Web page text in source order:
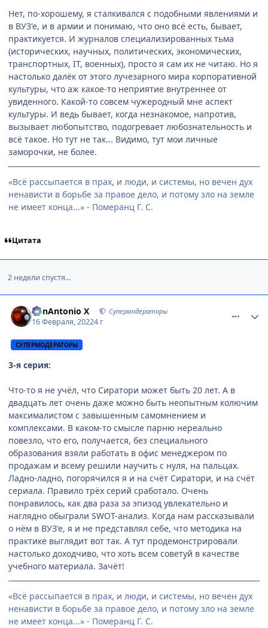
Нет, по-хорошему, я сталкивался с подобными явлениями и
в ВУЗ'е, и в армии и понимаю, что оно всё есть, бывает,
практикуется. И журналов специализированных тьма
(исторических, научных, политических, экономических,
транспортных, IT, военных), просто я сам их не читаю. Но я
настолько далёк от этого лучезарного мира корпоративной
культуры, что аж какое-то неприятие внутреннее от
увиденного. Какой-то совсем чужеродный мне аспект
культуры. И ведь бывает, когда незнакомое, напротив,
вызывает любопытство, подогревает любознательность и
всё такое. Но тут не так... Видимо, тут мои личные
заморочки, не более.
«Всё рассыпается в прах, и люди, и системы, но вечен дух
ненависти в борьбе за правое дело, и потому зло на земле
не имеет конца...» - Померанц Г. С.
Цитата
2 недели спустя...
BonAntonio X Супермодераторы
16 Февраля, 20224 г
СУПЕРМОДЕРАТОРЫ
3-я серия:
Что-то я не учёл, что Сиратори может быть 20 лет. А в
двадцать лет очень даже можно быть неопытным колючим
максималистом с завышенным самомнением и
комплексами. В каком-то смысле парню нереально
повезло, что его, получается, без специального
образования взяли работать в офис менеджером по
продажам и всему решили научить с нуля, на пальцах.
Ладно-ладно, погорячился я и на счёт Сиратори, и на счёт
сериала. Правило трёх серий сработало. Очень
понравилось, как два раза за эпизод увлекательно и
наглядно обыграли SWOT-анализ. Когда нам рассказывали
о нём в ВУЗ'е, я и не представлял себе, что методика на
практике выглядит вот так. А тут продемонстрировали
настолько доходчиво, что хоть всем советуй в качестве
учебного материала. Зачёт!
«Всё рассыпается в прах, и люди, и системы, но вечен дух
ненависти в борьбе за правое дело, и потому зло на земле
не имеет конца...» - Померанц Г. С.